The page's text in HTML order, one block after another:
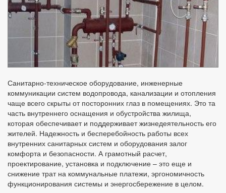
Санитарно-техническое оборудование, инженерные
коммуникации систем водопровода, канализации и отопления
чаще всего скрыты от посторонних глаз в помещениях. Это та
часть внутреннего оснащения и обустройства жилища,
которая обеспечивает и поддерживает жизнедеятельность его
жителей. Надежность и бесперебойность работы всех
внутренних санитарных систем и оборудования залог
комфорта и безопасности. А грамотный расчет,
проектирование, установка и подключение – это еще и
снижение трат на коммунальные платежи, эргономичность
функционирования системы и энергосбережение в целом.